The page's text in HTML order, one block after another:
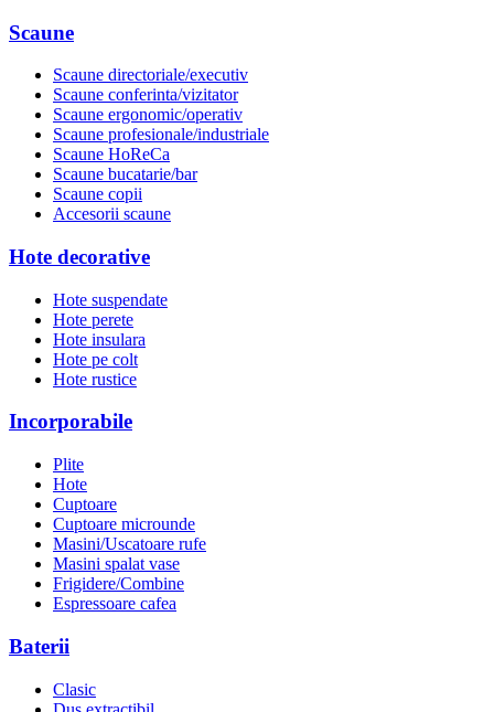
Scaune
Scaune directoriale/executiv
Scaune conferinta/vizitator
Scaune ergonomic/operativ
Scaune profesionale/industriale
Scaune HoReCa
Scaune bucatarie/bar
Scaune copii
Accesorii scaune
Hote decorative
Hote suspendate
Hote perete
Hote insulara
Hote pe colt
Hote rustice
Incorporabile
Plite
Hote
Cuptoare
Cuptoare microunde
Masini/Uscatoare rufe
Masini spalat vase
Frigidere/Combine
Espressoare cafea
Baterii
Clasic